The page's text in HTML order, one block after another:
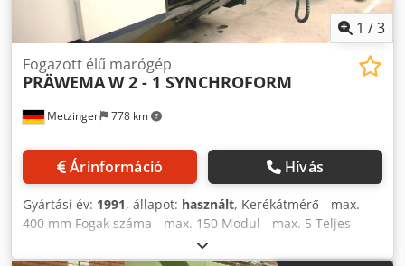
1 /3
Metzingen 778 km
Fogazott élű marógép
PRÄWEMAW 2 - 1 SYNCHROFORM
Árinformáció Hívás
Gyártási év: 1991, állapot: használt, Kerékátmérő - max.
400 mm Fogak száma - max. 150 Modul - max. 5 Teljes
teljesítményigény 16 kW A gép súlya kb. 10 tonna P R E W E
M A CNC fogaskerékmaró gép folyamatos fogazási